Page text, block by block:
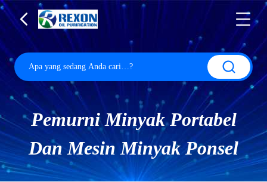
Pemurni Minyak Portabel
Dan Mesin Minyak Ponsel